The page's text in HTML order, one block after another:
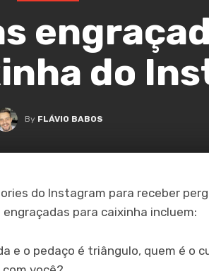
do
By FLÁVIO BABOS
do Instagram para receber
para caixinha incluem:
e o pedaço é triângulo, quem é o